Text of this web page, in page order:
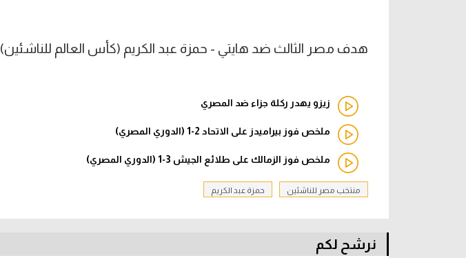
هدف مصر الثالث ضد هايتي - حمزة عبد الكريم (كأس العالم للناشئين)
زيزو يهدر ركلة جزاء ضد المصري
ملخص فوز بيراميدز على الاتحاد 2-1 (الدوري المصري)
ملخص فوز الزمالك على طلائع الجيش 3-1 (الدوري المصري)
منتخب مصر للناشئين حمزة عبد الكريم
نرشح لكم